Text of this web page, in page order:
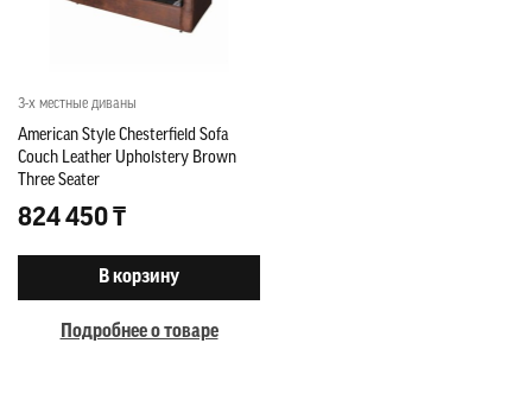
3-х местные диваны
American Style Chesterfield Sofa
Couch Leather Upholstery Brown
Three Seater
824 450 ₸
В корзину
Подробнее о товаре